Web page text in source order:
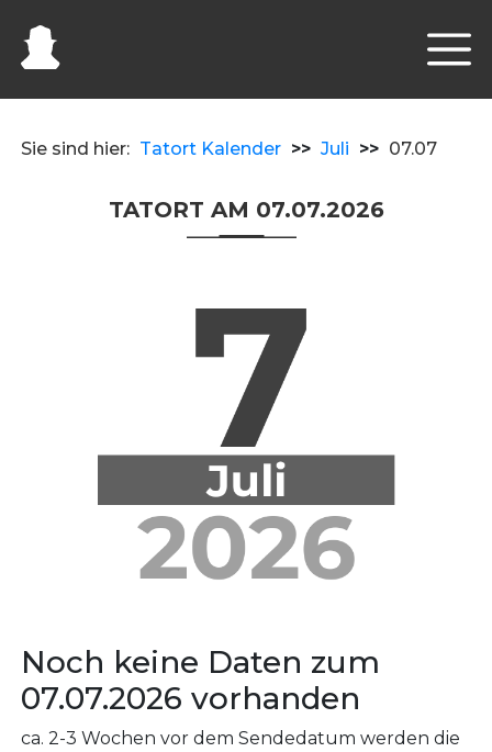
Sie sind hier: Tatort Kalender >> Juli >> 07.07
TATORT AM 07.07.2026
Noch keine Daten zum
07.07.2026 vorhanden
ca. 2-3 Wochen vor dem Sendedatum werden die